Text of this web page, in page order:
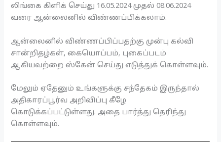
லிங்கை கிளிக் செய்து 16.05.2024 முதல் 08.06.2024
வரை ஆன்லைனில் விண்ணப்பிக்கலாம்.
ஆன்லைனில் விண்ணப்பிப்பதற்கு முன்பு கல்வி
சான்றிதழ்கள், கையொப்பம், புகைப்படம்
ஆகியவற்றை ஸ்கேன் செய்து எடுத்துக் கொள்ளவும்.
மேலும் ஏதேனும் உங்களுக்கு சந்தேகம் இருந்தால்
அதிகாரப்பூர்வ அறிவிப்பு கீழே
கொடுக்கப்பட்டுள்ளது. அதை பார்த்து தெரிந்து
கொள்ளவும்.